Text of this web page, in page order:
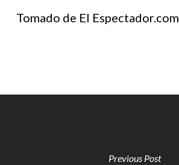
Tomado de El Espectador.com
Previous Post